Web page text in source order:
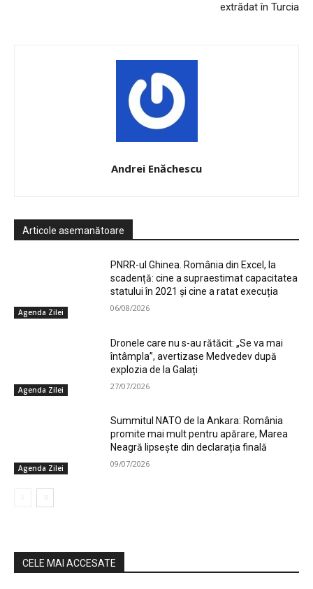
extrădat în Turcia
Andrei Enăchescu
Articole asemanătoare
Agenda Zilei
PNRR-ul Ghinea. România din Excel, la
scadență: cine a supraestimat capacitatea
statului în 2021 și cine a ratat execuția
06/08/2026
Agenda Zilei
Dronele care nu s-au rătăcit: „Se va mai
întâmpla”, avertizase Medvedev după
explozia de la Galați
27/07/2026
Agenda Zilei
Summitul NATO de la Ankara: România
promite mai mult pentru apărare, Marea
Neagră lipsește din declarația finală
09/07/2026
CELE MAI ACCESATE